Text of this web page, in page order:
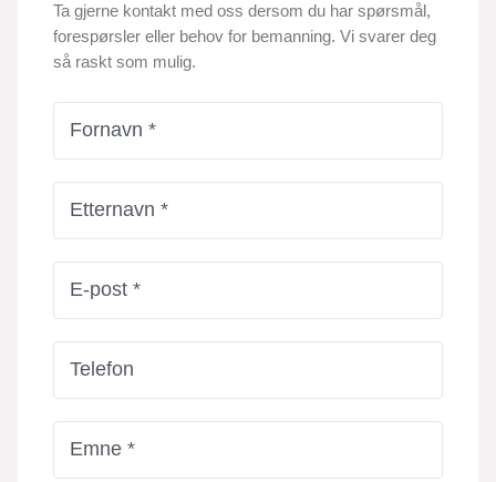
Ta gjerne kontakt med oss dersom du har spørsmål,
forespørsler eller behov for bemanning. Vi svarer deg
så raskt som mulig.